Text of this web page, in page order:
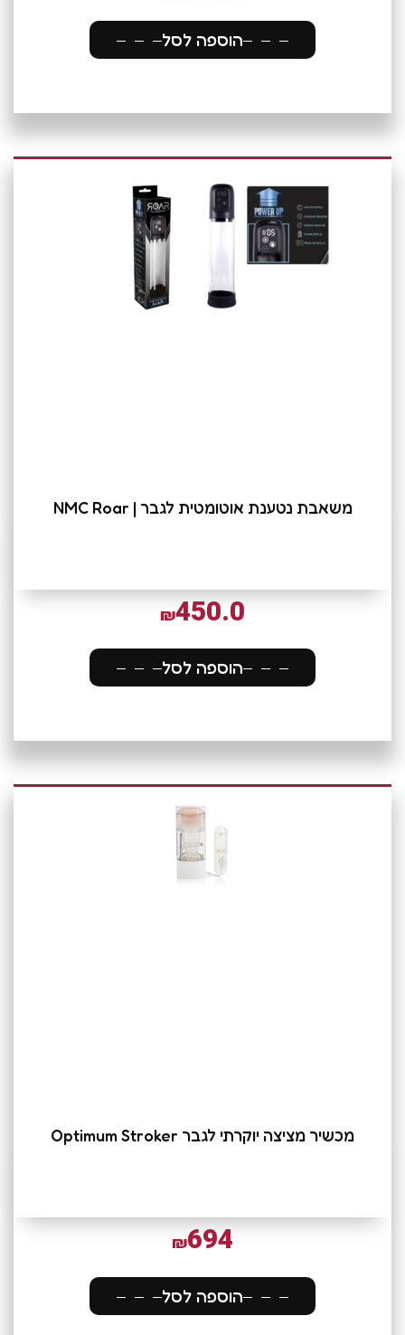
הוספה לסל
משאבת נטענת אוטומטית לגבר | NMC Roar
₪450.0
הוספה לסל
מכשיר מציצה יוקרתי לגבר Optimum Stroker
₪694
הוספה לסל